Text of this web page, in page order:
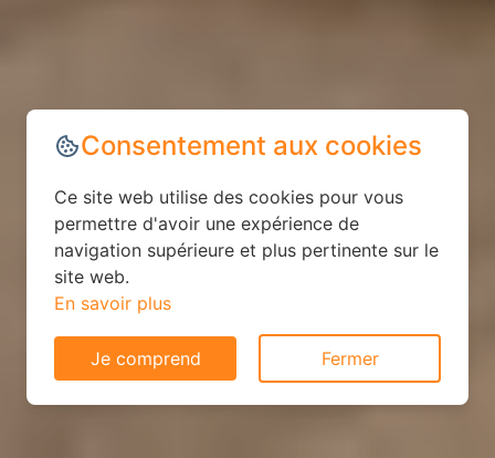
Consentement aux cookies
Ce site web utilise des cookies pour vous
permettre d'avoir une expérience de
navigation supérieure et plus pertinente sur le
site web.
En savoir plus
Je comprend Fermer